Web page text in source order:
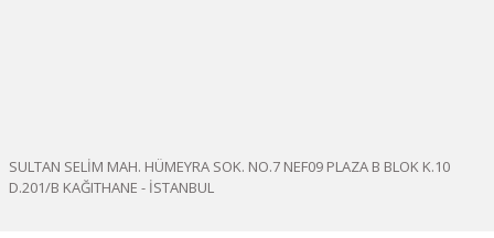
SULTAN SELİM MAH. HÜMEYRA SOK. NO.7 NEF09 PLAZA B BLOK K.10
D.201/B KAĞITHANE - İSTANBUL